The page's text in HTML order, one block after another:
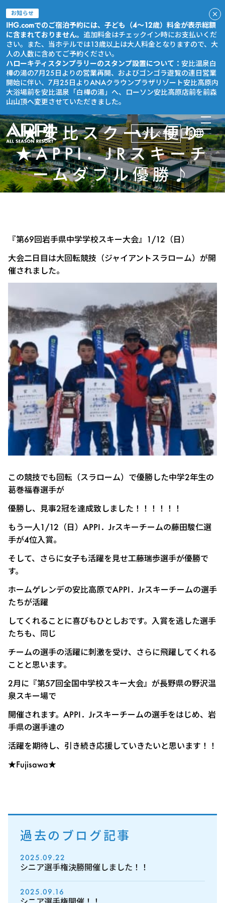
お知らせ
IHG.comでのご宿泊予約には、子ども（4～12歳）料金が表示総額
に含まれておりません。 追加料金はチェックイン時にお支払いくだ
さい。また、当ホテルでは13歳以上は大人料金となりますので、大
人の人数に含めてご予約ください。
ハローキティスタンプラリーのスタンプ設置について： 安比温泉白
樺の湯の7月25日よりの営業再開、およびゴンゴラ遊覧の連日営業
開始に伴い、7月25日よりANAクラウンプラザリゾート安比高原内
大浴場前を安比温泉「白樺の湯」へ、ローソン安比高原店前を前森
山山頂へ変更させていただきました。
今すぐ予約
★安比スクール便り
★APPI．JRスキーチ
ームダブル優勝♪
『第69回岩手県中学学校スキー大会』1/12（日）
大会二日目は大回転競技（ジャイアントスラローム）が開
催されました。
この競技でも回転（スラローム）で優勝した中学2年生の
葛巻福春選手が
優勝し、見事2冠を達成致しました！！！！！！
もう一人1/12（日）APPI．Jrスキーチームの藤田駿仁選
手が4位入賞。
そして、さらに女子も活躍を見せ工藤瑞歩選手が優勝で
す。
ホームゲレンデの安比高原でAPPI．Jrスキーチームの選手
たちが活躍
してくれることに喜びもひとしおです。入賞を逃した選手
たちも、同じ
チームの選手の活躍に刺激を受け、さらに飛躍してくれる
ことと思います。
2月に『第57回全国中学校スキー大会』が長野県の野沢温
泉スキー場で
開催されます。APPI．Jrスキーチームの選手をはじめ、岩
手県の選手達の
活躍を期待し、引き続き応援していきたいと思います！！
★Fujisawa★
過去のブログ記事
2025.09.22
シニア選手権決勝開催しました！！
2025.09.16